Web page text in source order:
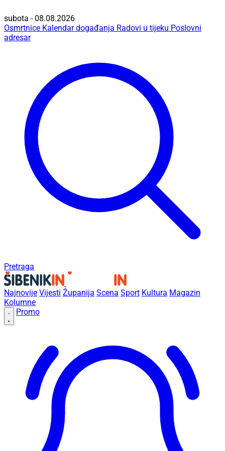
subota - 08.08.2026
Osmrtnice Kalendar događanja Radovi u tijeku Poslovni
adresar
Pretraga
Najnovije Vijesti Županija Scena Sport Kultura Magazin
Kolumne
Promo